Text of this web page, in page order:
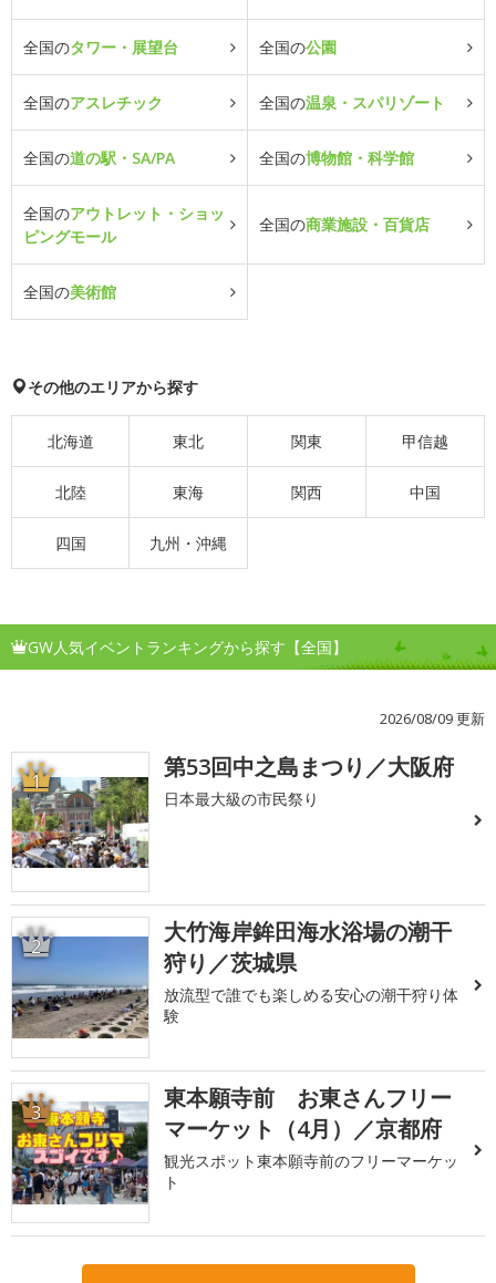
全国のタワー・展望台 全国の公園
全国のアスレチック 全国の温泉・スパリゾート
全国の道の駅・SA/PA 全国の博物館・科学館
全国のアウトレット・ショッ
ピングモール
全国の商業施設・百貨店
全国の美術館
その他のエリアから探す
北海道 東北 関東 甲信越
北陸 東海 関西 中国
四国 九州・沖縄
GW人気イベントランキングから探す【全国】
2026/08/09 更新
1 第53回中之島まつり／大阪府
日本最大級の市民祭り
2
大竹海岸鉾田海水浴場の潮干
狩り／茨城県
放流型で誰でも楽しめる安心の潮干狩り体
験
3
東本願寺前 お東さんフリー
マーケット（4月）／京都府
観光スポット東本願寺前のフリーマーケッ
ト